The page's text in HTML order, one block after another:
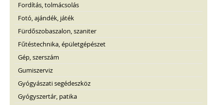
Fordítás, tolmácsolás
Fotó, ajándék, játék
Fürdőszobaszalon, szaniter
Fűtéstechnika, épületgépészet
Gép, szerszám
Gumiszerviz
Gyógyászati segédeszköz
Gyógyszertár, patika